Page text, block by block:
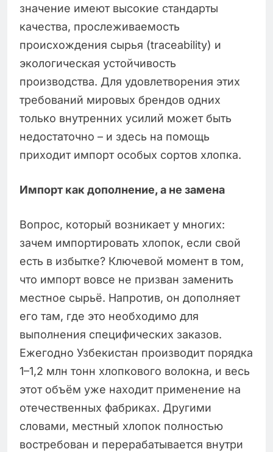
значение имеют высокие стандарты
качества, прослеживаемость
происхождения сырья (traceability) и
экологическая устойчивость
производства. Для удовлетворения этих
требований мировых брендов одних
только внутренних усилий может быть
недостаточно – и здесь на помощь
приходит импорт особых сортов хлопка.
Импорт как дополнение, а не замена
Вопрос, который возникает у многих:
зачем импортировать хлопок, если свой
есть в избытке? Ключевой момент в том,
что импорт вовсе не призван заменить
местное сырьё. Напротив, он дополняет
его там, где это необходимо для
выполнения специфических заказов.
Ежегодно Узбекистан производит порядка
1–1,2 млн тонн хлопкового волокна, и весь
этот объём уже находит применение на
отечественных фабриках. Другими
словами, местный хлопок полностью
востребован и перерабатывается внутри